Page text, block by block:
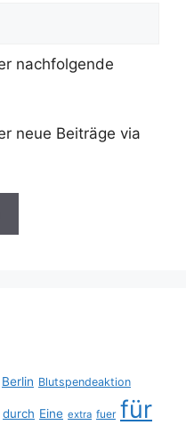
nachfolgende
neue Beiträge via
Berlin Blutspendeaktion
durch Eine extra fuer für